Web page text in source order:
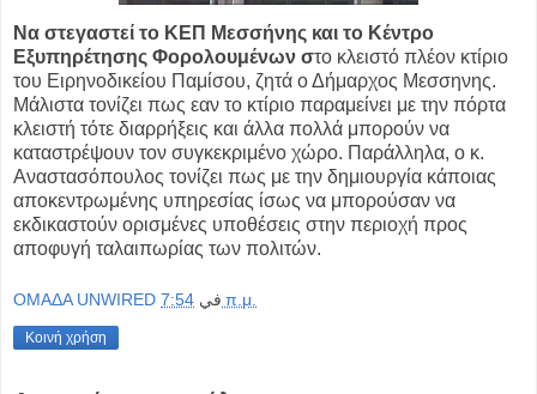
Να στεγαστεί το ΚΕΠ Μεσσήνης και το Κέντρο
Εξυπηρέτησης Φορολουμένων στο κλειστό πλέον κτίριο
του Ειρηνοδικείου Παμίσου, ζητά ο Δήμαρχος Μεσσηνης.
Μάλιστα τονίζει πως εαν το κτίριο παραμείνει με την πόρτα
κλειστή τότε διαρρήξεις και άλλα πολλά μπορούν να
καταστρέψουν τον συγκεκριμένο χώρο. Παράλληλα, ο κ.
Αναστασόπουλος τονίζει πως με την δημιουργία κάποιας
αποκεντρωμένης υπηρεσίας ίσως να μπορούσαν να
εκδικαστούν ορισμένες υποθέσεις στην περιοχή προς
αποφυγή ταλαιπωρίας των πολιτών.
OMAΔΑ UNWIRED في 7:54 π.μ.
Κοινή χρήση